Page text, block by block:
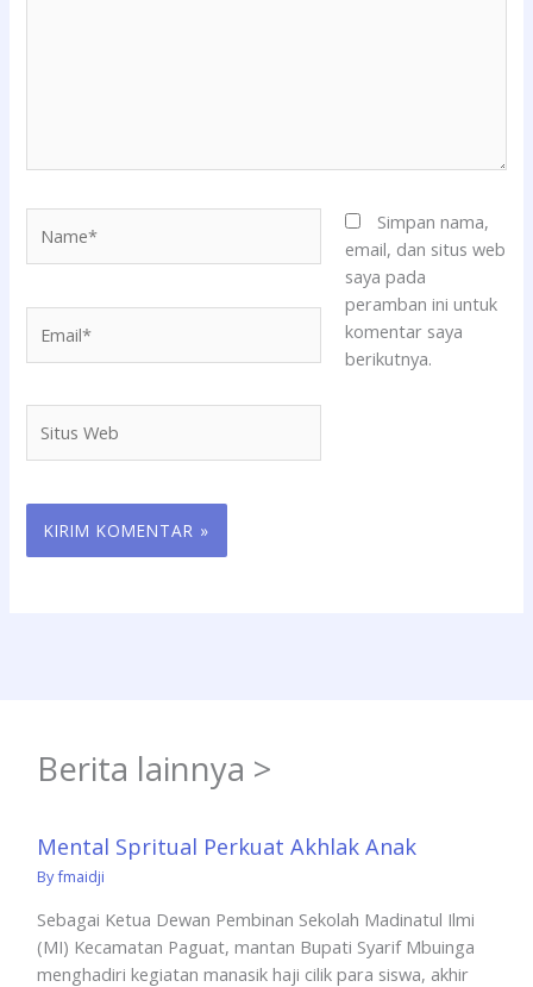
Web
Simpan nama,
email, dan situs web
saya pada
peramban ini untuk
komentar saya
berikutnya.
Berita lainnya >
Mental Spritual Perkuat Akhlak Anak
Byfmaidji
Sebagai Ketua Dewan Pembinan Sekolah Madinatul Ilmi
(MI) Kecamatan Paguat, mantan Bupati Syarif Mbuinga
menghadiri kegiatan manasik haji cilik para siswa, akhir